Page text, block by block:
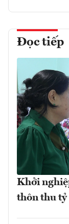
Đọc tiếp
Khởi
thôn thu tỷ